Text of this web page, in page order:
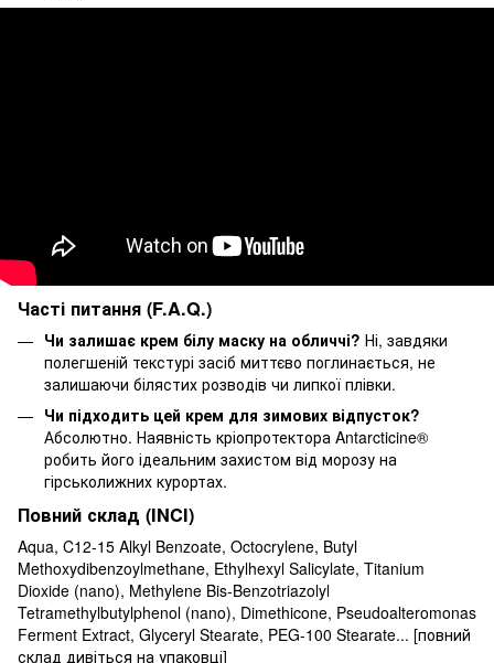
Часті питання (F.A.Q.)
Чи залишає крем білу маску на обличчі? Ні, завдяки
полегшеній текстурі засіб миттєво поглинається, не
залишаючи білястих розводів чи липкої плівки.
Чи підходить цей крем для зимових відпусток?
Абсолютно. Наявність кріопротектора Antarcticine®
робить його ідеальним захистом від морозу на
гірськолижних курортах.
Повний склад (INCI)
Aqua, C12-15 Alkyl Benzoate, Octocrylene, Butyl
Methoxydibenzoylmethane, Ethylhexyl Salicylate, Titanium
Dioxide (nano), Methylene Bis-Benzotriazolyl
Tetramethylbutylphenol (nano), Dimethicone, Pseudoalteromonas
Ferment Extract, Glyceryl Stearate, PEG-100 Stearate... [повний
склад дивіться на упаковці]